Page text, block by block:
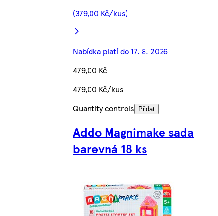
(379,00 Kč/kus)
Nabídka platí do 17. 8. 2026
479,00 Kč
479,00 Kč/kus
Quantity controls Přidat
Addo Magnimake sada
barevná 18 ks